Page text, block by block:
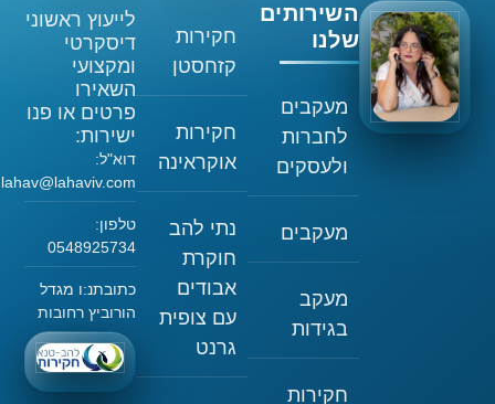
חקירות
קזחסטן
חקירות
אוקראינה
נתי להב
חוקרת
אבודים
עם צופית
גרנט
השירותים
שלנו
מעקבים
לחברות
ולעסקים
מעקבים
מעקב
בגידות
חקירות
לייעוץ ראשוני
דיסקרטי
ומקצועי
השאירו
פרטים או פנו
ישירות:
דוא"ל:
lahav@lahaviv.com
טלפון:
0548925734
כתובתנ:ו מגדל
הורוביץ רחובות